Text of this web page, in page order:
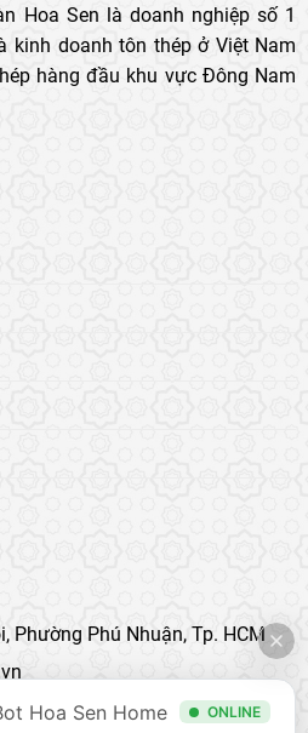
Hoa Sen là doanh nghiệp số 1
kinh doanh tôn thép ở Việt Nam
hàng đầu khu vực Đông Nam
Phường Phú Nhuận, Tp. HCM
Hoa Sen Home ONLINE